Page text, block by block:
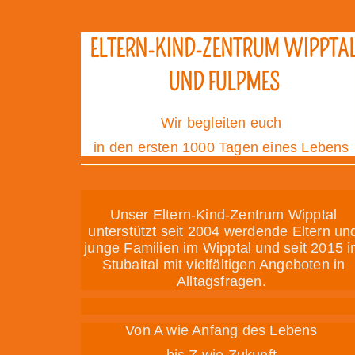
ELTERN-KIND-ZENTRUM
UND FULPMES
Wir begleiten euch
in den ersten 1000 Tagen eines Lebens
Unser Eltern-Kind-Zentrum Wipptal
unterstützt seit 2004 werdende Eltern
junge Familien im Wipptal und seit 2015
Stubaital mit vielfältigen Angeboten in
Alltagsfragen.
Von A wie Anfang des Lebens